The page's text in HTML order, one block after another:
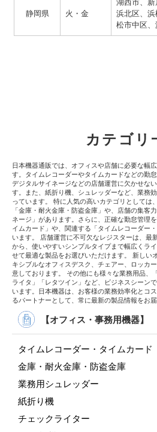
静岡県 火・金
湖西市、
浜北区、
松市中区
カテゴリ
日本機器通販では、オフィスや店舗に必要な幅
す。タイムレコーダーやタイムカードなどの勤
デジタルサイネージなどの店舗運営に欠かせな
す。また、紙折り機、シュレッダーなど、業務
っています。 特に人気の高いカテゴリとしては
「金庫・耐火金庫・防盗金庫」や、店舗の集客
ネージ」があります。さらに、正確な勤怠管理
イムカード」や、関連する「タイムレコーダー
います。 店舗運営に不可欠なレジスターは、最
から、使いやすいシンプルタイプまで幅広くラ
せて最適な製品をお選びいただけます。 新しい
キシブルなオフィスデスク、チェアー、ロッカ
意しております。 その他にも様々な業務用品、
ライタ」「レタツイン」など、ビジネスシーン
います。日本機器は、お客様の業務効率化とコ
るパートナーとして、常に最新の製品情報をお届
【オフィス・事務用機器】
タイムレコーダー・タイムカード
金庫・耐火金庫・防盗金庫
業務用シュレッダー
紙折り機
チェックライター